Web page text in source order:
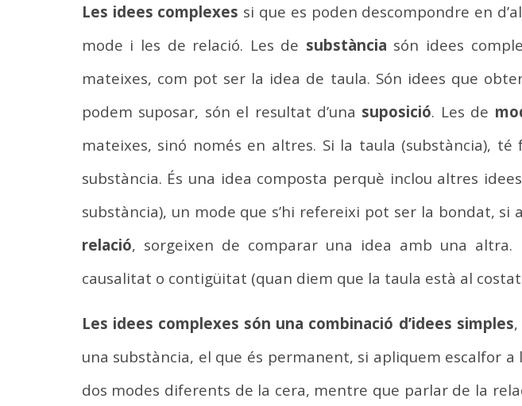
Les idees complexes si que es poden descompondre en
mode i les de relació. Les de substància són idees
mateixes, com pot ser la idea de taula. Són idees que
podem suposar, són el resultat d’una suposició. Les de
mateixes, sinó només en altres. Si la taula (substància),
substància. És una idea composta perquè inclou altres
substància), un mode que s’hi refereixi pot ser la bondat,
relació, sorgeixen de comparar una idea amb una
causalitat o contigüitat (quan diem que la taula està al
Les idees complexes són una combinació d’idees simples
una substància, el que és permanent, si apliquem escalfor
dos modes diferents de la cera, mentre que parlar de la